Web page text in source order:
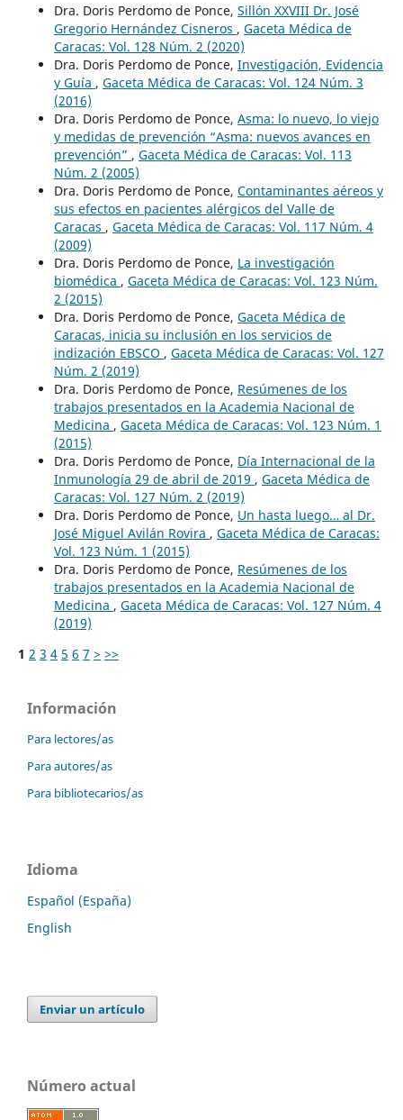
Dra. Doris Perdomo de Ponce, Sillón XXVIII Dr. José
Gregorio Hernández Cisneros , Gaceta Médica de
Caracas: Vol. 128 Núm. 2 (2020)
Dra. Doris Perdomo de Ponce, Investigación, Evidencia
y Guía , Gaceta Médica de Caracas: Vol. 124 Núm. 3
(2016)
Dra. Doris Perdomo de Ponce, Asma: lo nuevo, lo viejo
y medidas de prevención “Asma: nuevos avances en
prevención” , Gaceta Médica de Caracas: Vol. 113
Núm. 2 (2005)
Dra. Doris Perdomo de Ponce, Contaminantes aéreos y
sus efectos en pacientes alérgicos del Valle de
Caracas , Gaceta Médica de Caracas: Vol. 117 Núm. 4
(2009)
Dra. Doris Perdomo de Ponce, La investigación
biomédica , Gaceta Médica de Caracas: Vol. 123 Núm.
2 (2015)
Dra. Doris Perdomo de Ponce, Gaceta Médica de
Caracas, inicia su inclusión en los servicios de
indización EBSCO , Gaceta Médica de Caracas: Vol. 127
Núm. 2 (2019)
Dra. Doris Perdomo de Ponce, Resúmenes de los
trabajos presentados en la Academia Nacional de
Medicina , Gaceta Médica de Caracas: Vol. 123 Núm. 1
(2015)
Dra. Doris Perdomo de Ponce, Día Internacional de la
Inmunología 29 de abril de 2019 , Gaceta Médica de
Caracas: Vol. 127 Núm. 2 (2019)
Dra. Doris Perdomo de Ponce, Un hasta luego… al Dr.
José Miguel Avilán Rovira , Gaceta Médica de Caracas:
Vol. 123 Núm. 1 (2015)
Dra. Doris Perdomo de Ponce, Resúmenes de los
trabajos presentados en la Academia Nacional de
Medicina , Gaceta Médica de Caracas: Vol. 127 Núm. 4
(2019)
1 2 3 4 5 6 7 > >>
Información
Para lectores/as
Para autores/as
Para bibliotecarios/as
Idioma
Español (España)
English
Enviar un artículo
Número actual